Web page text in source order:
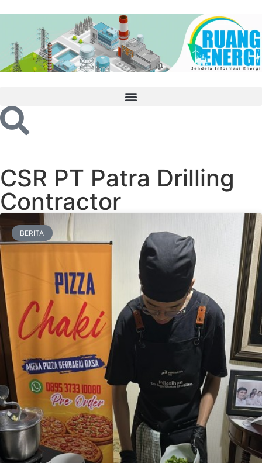
CSR PT Patra Drilling
Contractor
BERITA